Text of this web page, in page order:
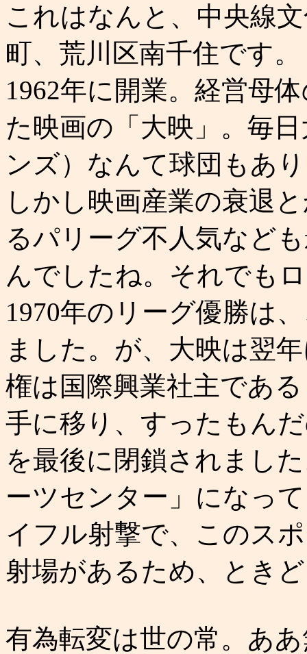
これはなんと、中央線
町、荒川区南千住です。
1962年に開業。経営母
た映画の「大映」。毎
ンズ）なんて球団もあ
しかし映画産業の衰退
るパリーグ不人気など
んでしたね。それでも
1970年のリーグ優勝は
ました。が、大映は翌
権は国際興業社主であ
手に移り、すったもん
を最後に閉鎖されまし
ーツセンター」になっ
イフル射撃で、このス
射場があるため、とき
有為転変は世の常。あ